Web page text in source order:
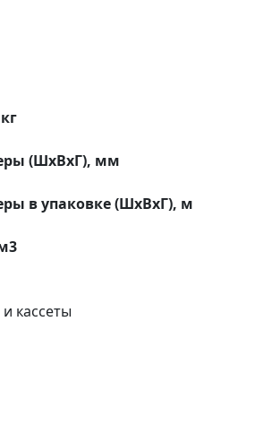
(ШхВхГ), мм
в упаковке (ШхВхГ), м
кассеты